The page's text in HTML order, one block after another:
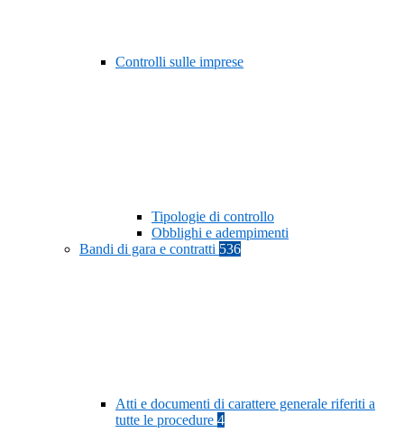
Controlli sulle imprese
Tipologie di controllo
Obblighi e adempimenti
Bandi di gara e contratti 536
Atti e documenti di carattere generale riferiti a
tutte le procedure 4